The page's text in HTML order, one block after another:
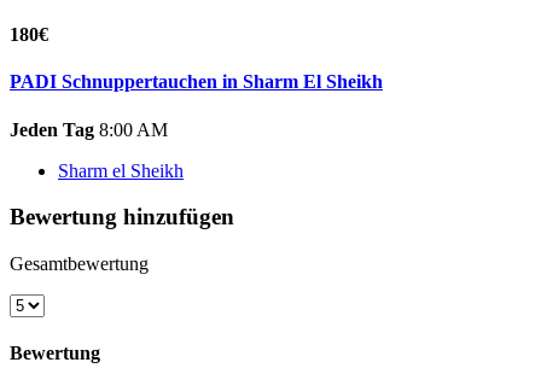
180€
PADI Schnuppertauchen in Sharm El Sheikh
Jeden Tag 8:00 AM
Sharm el Sheikh
Bewertung hinzufügen
Gesamtbewertung
Bewertung